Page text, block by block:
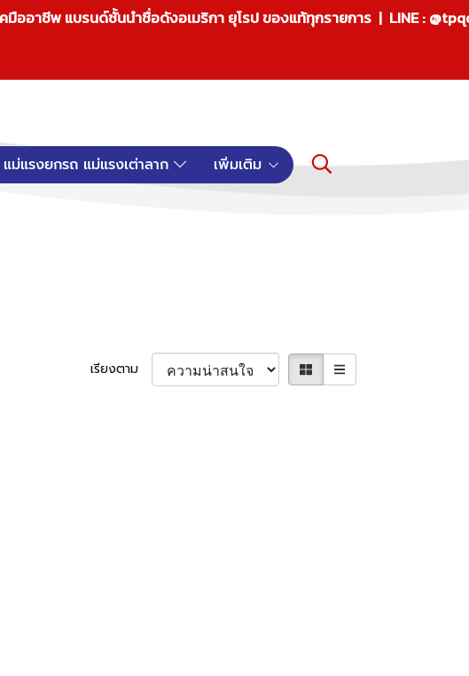
ออาชีพ แบรนด์ชั้นนำชื่อดังอเมริกา ยุโรป ของแท้ทุกรายการ | LINE :
แม่แรงยกรถ แม่แรงเต่าลาก เพิ่มเติม
เรียงตาม